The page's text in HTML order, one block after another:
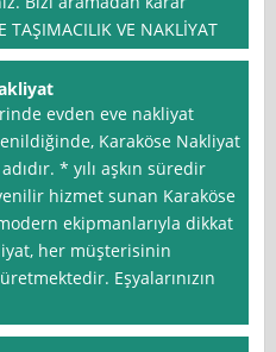
VE NAKLİYAT
evden eve nakliyat
Karaköse Nakliyat
* yılı aşkın süredir
hizmet sunan Karaköse
ekipmanlarıyla dikkat
her müşterisinin
Eşyalarınızın